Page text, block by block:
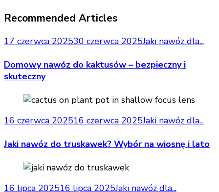
Recommended Articles
17 czerwca 202530 czerwca 2025Jaki nawóz dla...
Domowy nawóz do kaktusów – bezpieczny i
skuteczny
16 czerwca 202516 czerwca 2025Jaki nawóz dla...
Jaki nawóz do truskawek? Wybór na wiosnę i lato
16 lipca 202516 lipca 2025Jaki nawóz dla...